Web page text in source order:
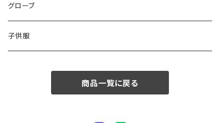
50/XL～
48/L
50/XL～
46/M
48/L
グローブ
子供服
商品一覧に戻る